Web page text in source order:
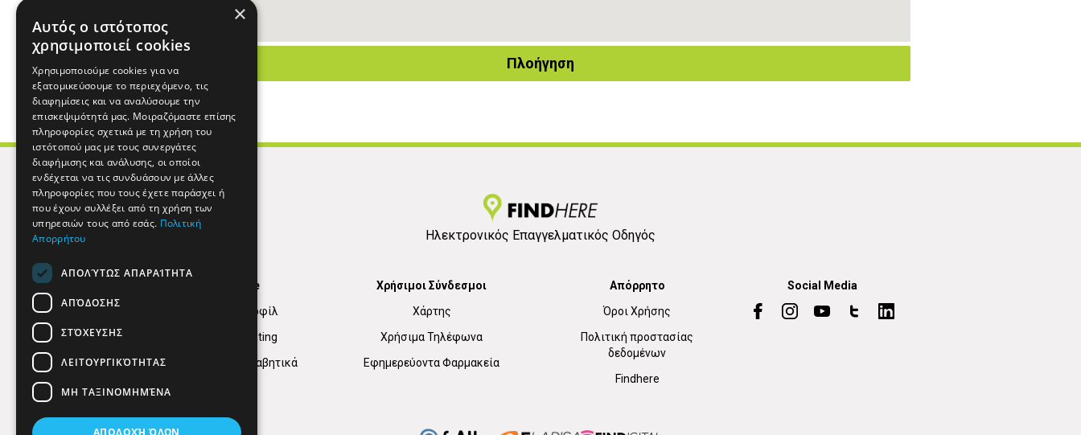
Πλοήγηση
Ηλεκτρονικός Επαγγελματικός Οδηγός
Find Here
Εταιρικό Προφίλ
Digital marketing
Κατηγορίες Αλφαβητικά
Χρήσιμοι Σύνδεσμοι
Χάρτης
Χρήσιμα Τηλέφωνα
Εφημερεύοντα Φαρμακεία
Απόρρητο
Όροι Χρήσης
Πολιτική προστασίας
δεδομένων
Findhere
Social Media
×
Αυτός ο ιστότοπος
χρησιμοποιεί cookies
Χρησιμοποιούμε cookies για να
εξατομικεύσουμε το περιεχόμενο, τις
διαφημίσεις και να αναλύσουμε την
επισκεψιμότητά μας. Μοιραζόμαστε επίσης
πληροφορίες σχετικά με τη χρήση του
ιστότοπού μας με τους συνεργάτες
διαφήμισης και ανάλυσης, οι οποίοι
ενδέχεται να τις συνδυάσουν με άλλες
πληροφορίες που τους έχετε παράσχει ή
που έχουν συλλέξει από τη χρήση των
υπηρεσιών τους από εσάς. Πολιτική
Απορρήτου
ΑΠΟΛΎΤΩΣ ΑΠΑΡΑΊΤΗΤΑ
ΑΠΌΔΟΣΗΣ
ΣΤΌΧΕΥΣΗΣ
ΛΕΙΤΟΥΡΓΙΚΌΤΗΤΑΣ
ΜΗ ΤΑΞΙΝΟΜΗΜΈΝΑ
ΑΠΟΔΟΧΉ ΌΛΩΝ